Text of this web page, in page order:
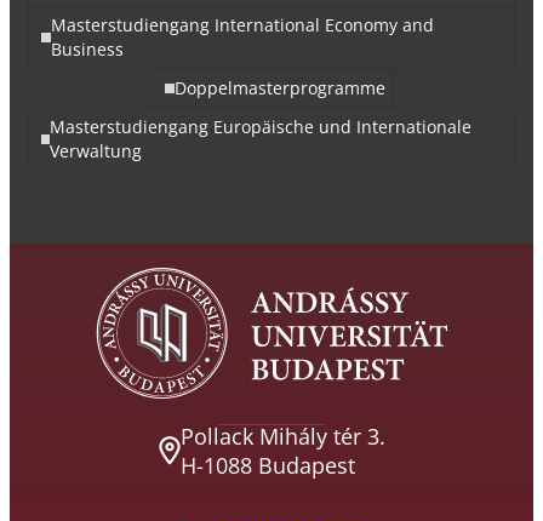
Masterstudiengang International Economy and
Business
Doppelmasterprogramme
Masterstudiengang Europäische und Internationale
Verwaltung
Pollack Mihály tér 3.
H-1088 Budapest